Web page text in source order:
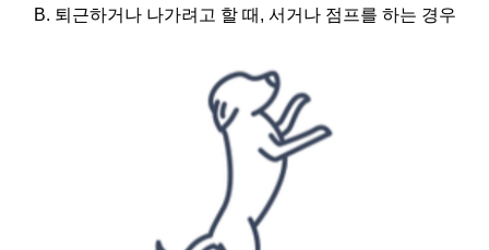
B. 퇴근하거나 나가려고 할 때, 서거나 점프를 하는 경우